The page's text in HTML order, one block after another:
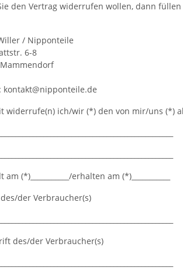
den Vertrag widerrufen wollen, dann
/ Nipponteile
6-8
kontakt@nipponteile.de
widerrufe(n) ich/wir (*) den von mir/uns (*)
(*)___________/erhalten am (*)___________
der Verbraucher(s)
des/der Verbraucher(s)